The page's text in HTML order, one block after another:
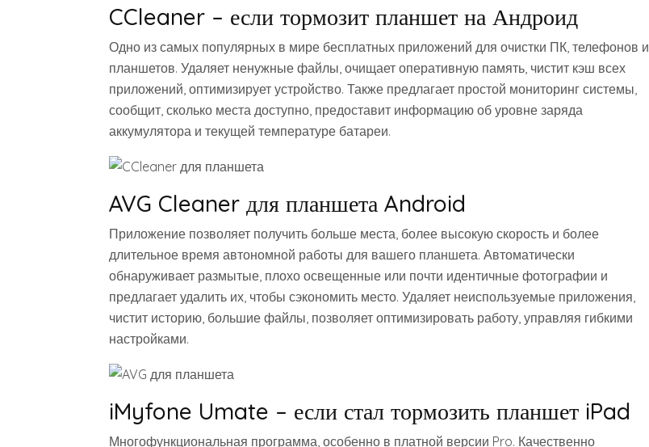
CCleaner – если тормозит планшет на Андроид
Одно из самых популярных в мире бесплатных приложений для очистки ПК, телефонов и
планшетов. Удаляет ненужные файлы, очищает оперативную память, чистит кэш всех
приложений, оптимизирует устройство. Также предлагает простой мониторинг системы,
сообщит, сколько места доступно, предоставит информацию об уровне заряда
аккумулятора и текущей температуре батареи.
AVG Cleaner для планшета Android
Приложение позволяет получить больше места, более высокую скорость и более
длительное время автономной работы для вашего планшета. Автоматически
обнаруживает размытые, плохо освещенные или почти идентичные фотографии и
предлагает удалить их, чтобы сэкономить место. Удаляет неиспользуемые приложения,
чистит историю, большие файлы, позволяет оптимизировать работу, управляя гибкими
настройками.
iMyfone Umate – если стал тормозить планшет iPad
Многофункциональная программа, особенно в платной версии Pro. Качественно